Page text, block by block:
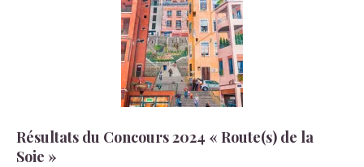
Résultats du Concours 2024 « Route(s) de la
Soie »